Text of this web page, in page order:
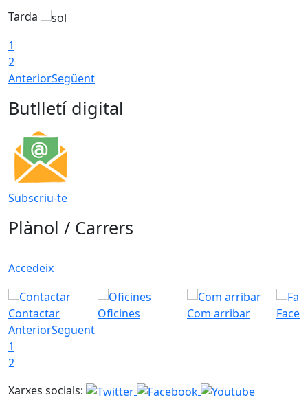
Tarda
1
2
AnteriorSegüent
Butlletí digital
Subscriu-te
Plànol / Carrers
Accedeix
Contactar Oficines Com arribar
AnteriorSegüent
1
2
Xarxes socials: